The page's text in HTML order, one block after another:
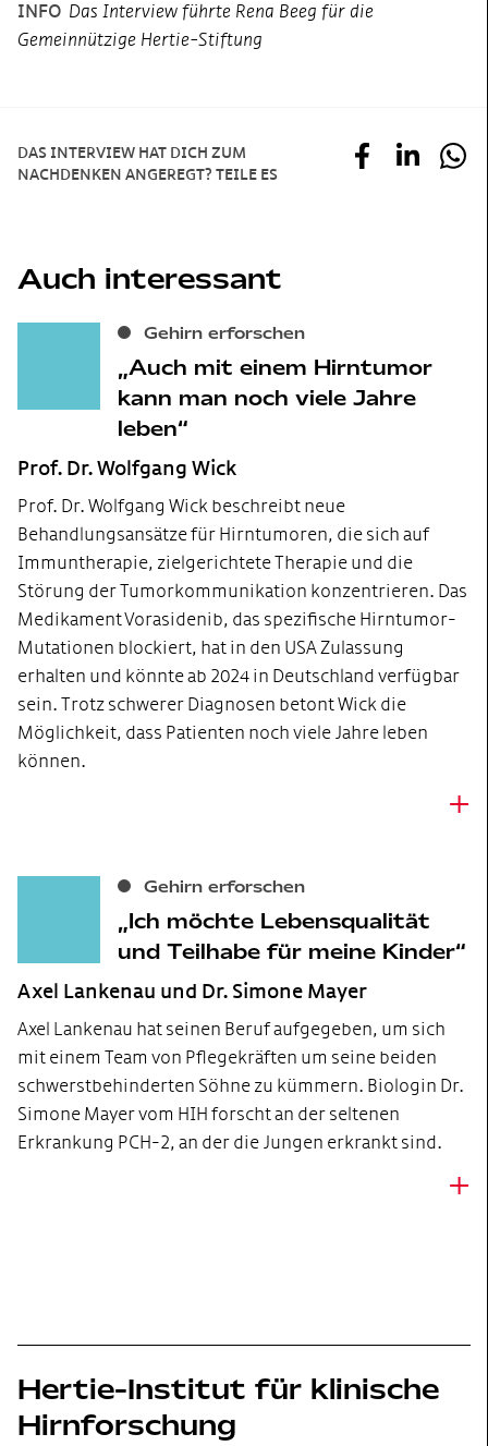
INFO Das Interview führte Rena Beeg für die
Gemeinnützige Hertie-Stiftung
DAS INTERVIEW HAT DICH ZUM
NACHDENKEN ANGEREGT? TEILE ES
Auch interessant
Gehirn erforschen
Auch mit einem Hirntumor
kann man noch viele Jahre
leben
Prof. Dr. Wolfgang Wick
Prof. Dr. Wolfgang Wick beschreibt neue
Behandlungsansätze für Hirntumoren, die sich auf
Immuntherapie, zielgerichtete Therapie und die
Störung der Tumorkommunikation konzentrieren. Das
Medikament Vorasidenib, das spezifische Hirntumor-
Mutationen blockiert, hat in den USA Zulassung
erhalten und könnte ab 2024 in Deutschland verfügbar
sein. Trotz schwerer Diagnosen betont Wick die
Möglichkeit, dass Patienten noch viele Jahre leben
können.
+
Gehirn erforschen
Ich möchte Lebensqualität
und Teilhabe für meine Kinder
Axel Lankenau und Dr. Simone Mayer
Axel Lankenau hat seinen Beruf aufgegeben, um sich
mit einem Team von Pflegekräften um seine beiden
schwerstbehinderten Söhne zu kümmern. Biologin Dr.
Simone Mayer vom HIH forscht an der seltenen
Erkrankung PCH-2, an der die Jungen erkrankt sind.
+
Hertie-Institut für klinische
Hirnforschung